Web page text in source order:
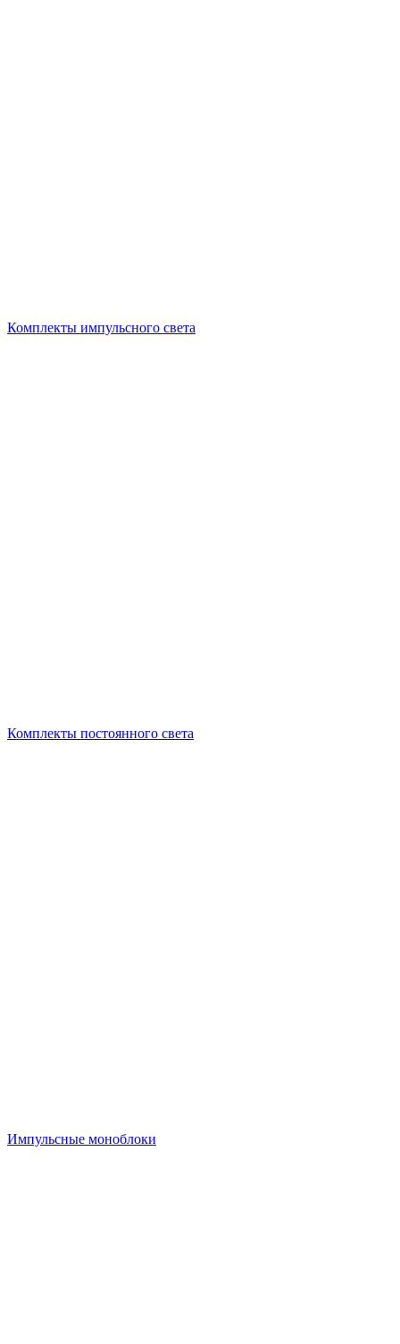
Комплекты импульсного света
Комплекты постоянного света
Импульсные моноблоки